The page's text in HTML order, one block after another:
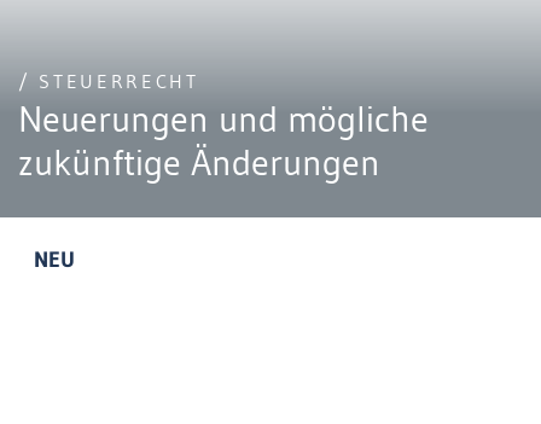
/ STEUERRECHT
Neuerungen und mögliche
zukünftige Änderungen
NEU